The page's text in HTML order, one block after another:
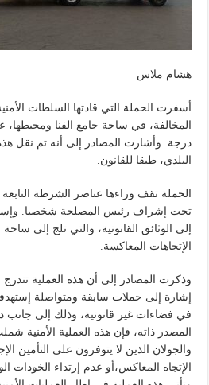
هشام ملاس
أسفرت الحملة التي قادتها السلطات
درجة. وأشارت المصادر إلى أنه تم نقل
البلدي، طبقا للقانون.
الحملة تقف وراءها عناصر الشرطة التابعة
تحت إشراف رئيس المصلحة شخصيا.
إلى الوثائق القانونية، والتي تلج إلى
الإتجاهات المعاكسة.
وذكرت المصادر إلى أن هذه العملية
إشارة إلى حملات سابقة ومتواصلة
في فضاءات غير قانونية، وذلك إلى جانب
المصدر ذاته، فإن هذه العملية الأمنية
والجولان الذين لا يتوفرون على التأمين
الإتجاه المعاكس،أو عدم إرتداء الخودات